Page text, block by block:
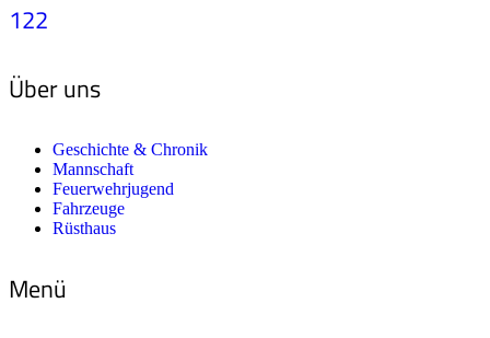
122
Über uns
Geschichte & Chronik
Mannschaft
Feuerwehrjugend
Fahrzeuge
Rüsthaus
Menü